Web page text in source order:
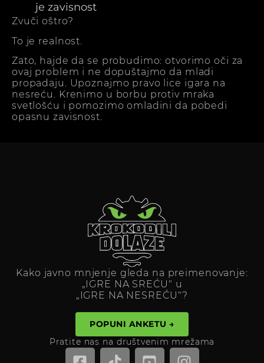
je zavisnost
Zvuči oštro?
To je realnost.
Zato, hajde da se probudimo: otvorimo oči za
ovaj problem i ne dopuštajmo da mladi
propadaju. Upoznajmo pravo lice igara na
nesreću. Krenimo u borbu protiv mraka
svetlošću i pomozimo omladini da pobedi
opasnu zavisnost.
Kako javno mnjenje gleda na preimenovanje:
„IGRE NA SREĆU" u
„IGRE NA NESREĆU"?
POPUNI ANKETU →
Pratite nas na društvenim mrežama